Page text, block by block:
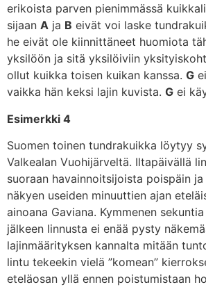
erikoista parven pienimmässä
sijaan A ja B eivät voi laske
he eivät ole kiinnittäneet huomiota
yksilöön ja sitä yksilöiviin
ollut kuikka toisen kuikan kanssa. G
vaikka hän keksi lajin kuvista. G ei
Esimerkki 4
Suomen toinen tundrakuikka löytyy
Valkealan Vuohijärveltä. Iltapäivällä
suoraan havainnoitsijoista poispäin
näkyen useiden minuuttien ajan
ainoana Gaviana. Kymmenen
jälkeen linnusta ei enää pysty
lajinmäärityksen kannalta mitään
lintu tekeekin vielä ”komean”
eteläosan yllä ennen poistumistaan